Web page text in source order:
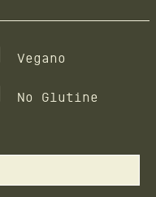
Vegano
No Glutine